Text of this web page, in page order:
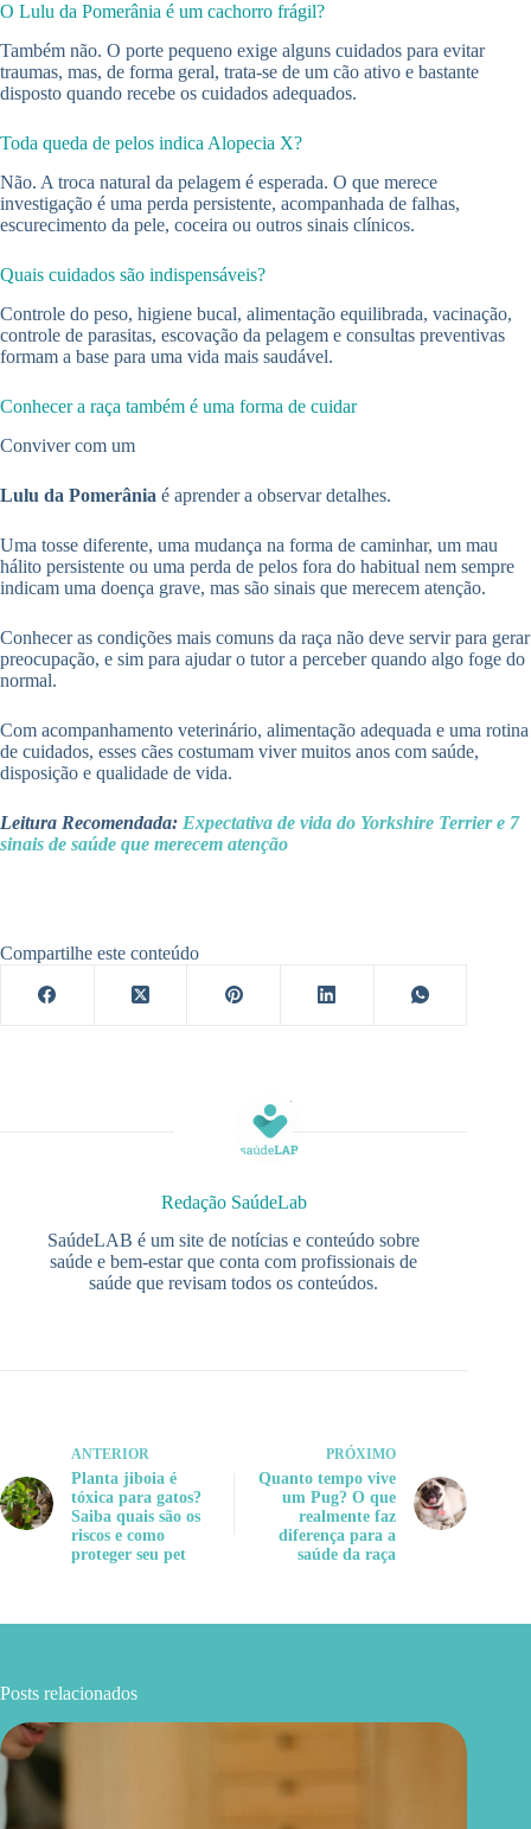
O Lulu da Pomerânia é um cachorro frágil?
Também não. O porte pequeno exige alguns cuidados para evitar
traumas, mas, de forma geral, trata-se de um cão ativo e bastante
disposto quando recebe os cuidados adequados.
Toda queda de pelos indica Alopecia X?
Não. A troca natural da pelagem é esperada. O que merece
investigação é uma perda persistente, acompanhada de falhas,
escurecimento da pele, coceira ou outros sinais clínicos.
Quais cuidados são indispensáveis?
Controle do peso, higiene bucal, alimentação equilibrada, vacinação,
controle de parasitas, escovação da pelagem e consultas preventivas
formam a base para uma vida mais saudável.
Conhecer a raça também é uma forma de cuidar
Conviver com um
Lulu da Pomerânia é aprender a observar detalhes.
Uma tosse diferente, uma mudança na forma de caminhar, um mau
hálito persistente ou uma perda de pelos fora do habitual nem sempre
indicam uma doença grave, mas são sinais que merecem atenção.
Conhecer as condições mais comuns da raça não deve servir para gerar
preocupação, e sim para ajudar o tutor a perceber quando algo foge do
normal.
Com acompanhamento veterinário, alimentação adequada e uma rotina
de cuidados, esses cães costumam viver muitos anos com saúde,
disposição e qualidade de vida.
Leitura Recomendada: Expectativa de vida do Yorkshire Terrier e 7
sinais de saúde que merecem atenção
Compartilhe este conteúdo
Redação SaúdeLab
SaúdeLAB é um site de notícias e conteúdo sobre
saúde e bem-estar que conta com profissionais de
saúde que revisam todos os conteúdos.
ANTERIOR
Planta jiboia é
tóxica para gatos?
Saiba quais são os
riscos e como
proteger seu pet
PRÓXIMO
Quanto tempo vive
um Pug? O que
realmente faz
diferença para a
saúde da raça
Posts relacionados